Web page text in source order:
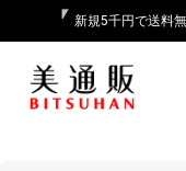
新規5千円で送料